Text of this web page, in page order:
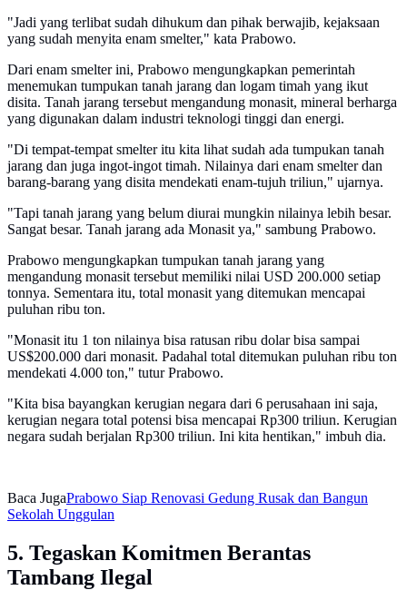
"Jadi yang terlibat sudah dihukum dan pihak berwajib, kejaksaan
yang sudah menyita enam smelter," kata Prabowo.
Dari enam smelter ini, Prabowo mengungkapkan pemerintah
menemukan tumpukan tanah jarang dan logam timah yang ikut
disita. Tanah jarang tersebut mengandung monasit, mineral berharga
yang digunakan dalam industri teknologi tinggi dan energi.
"Di tempat-tempat smelter itu kita lihat sudah ada tumpukan tanah
jarang dan juga ingot-ingot timah. Nilainya dari enam smelter dan
barang-barang yang disita mendekati enam-tujuh triliun," ujarnya.
"Tapi tanah jarang yang belum diurai mungkin nilainya lebih besar.
Sangat besar. Tanah jarang ada Monasit ya," sambung Prabowo.
Prabowo mengungkapkan tumpukan tanah jarang yang
mengandung monasit tersebut memiliki nilai USD 200.000 setiap
tonnya. Sementara itu, total monasit yang ditemukan mencapai
puluhan ribu ton.
"Monasit itu 1 ton nilainya bisa ratusan ribu dolar bisa sampai
US$200.000 dari monasit. Padahal total ditemukan puluhan ribu ton
mendekati 4.000 ton," tutur Prabowo.
"Kita bisa bayangkan kerugian negara dari 6 perusahaan ini saja,
kerugian negara total potensi bisa mencapai Rp300 triliun. Kerugian
negara sudah berjalan Rp300 triliun. Ini kita hentikan," imbuh dia.
Baca JugaPrabowo Siap Renovasi Gedung Rusak dan Bangun
Sekolah Unggulan
5. Tegaskan Komitmen Berantas
Tambang Ilegal